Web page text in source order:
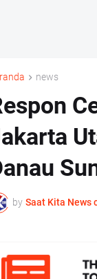
news
by Saat Kita News